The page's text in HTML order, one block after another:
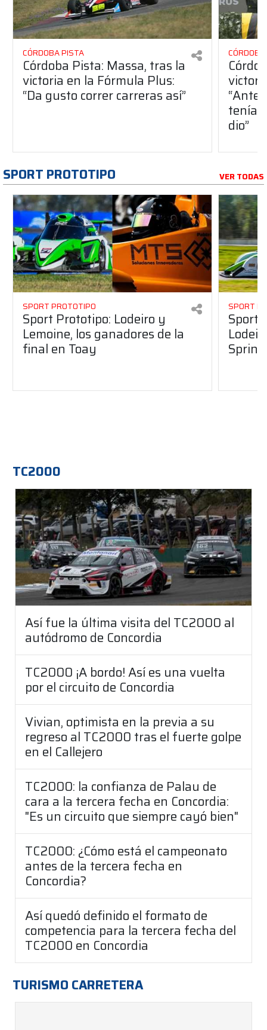
CÓRDOBA PISTA
Córdoba Pista: Massa, tras la
victoria en la Fórmula Plus:
“Da gusto correr carreras así”
dio”
SPORT PROTOTIPO VER TODAS
SPORT PROTOTIPO
Sport Prototipo: Lodeiro y
Lemoine, los ganadores de la
final en Toay
SPORT
Sport
Sprint
TC2000
Así fue la última visita del TC2000 al
autódromo de Concordia
TC2000 ¡A bordo! Así es una vuelta
por el circuito de Concordia
Vivian, optimista en la previa a su
regreso al TC2000 tras el fuerte golpe
en el Callejero
TC2000: la confianza de Palau de
cara a la tercera fecha en Concordia:
"Es un circuito que siempre cayó bien"
TC2000: ¿Cómo está el campeonato
antes de la tercera fecha en
Concordia?
Así quedó definido el formato de
competencia para la tercera fecha del
TC2000 en Concordia
TURISMO CARRETERA